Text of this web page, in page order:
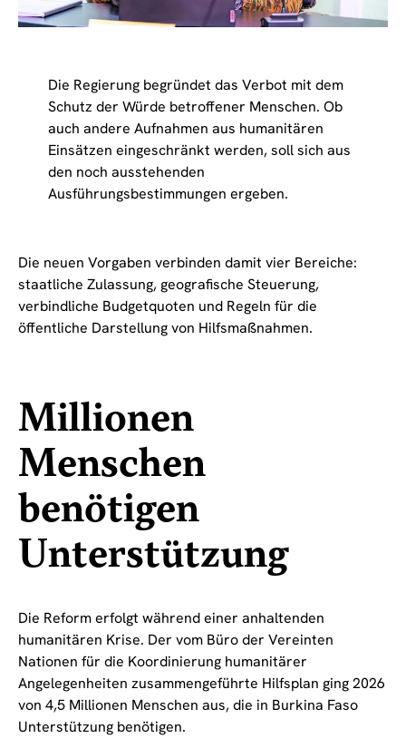
Die Regierung begründet das Verbot mit dem
Schutz der Würde betroffener Menschen. Ob
auch andere Aufnahmen aus humanitären
Einsätzen eingeschränkt werden, soll sich aus
den noch ausstehenden
Ausführungsbestimmungen ergeben.
Die neuen Vorgaben verbinden damit vier Bereiche:
staatliche Zulassung, geografische Steuerung,
verbindliche Budgetquoten und Regeln für die
öffentliche Darstellung von Hilfsmaßnahmen.
Millionen
Menschen
benötigen
Unterstützung
Die Reform erfolgt während einer anhaltenden
humanitären Krise. Der vom Büro der Vereinten
Nationen für die Koordinierung humanitärer
Angelegenheiten zusammengeführte Hilfsplan ging 2026
von 4,5 Millionen Menschen aus, die in Burkina Faso
Unterstützung benötigen.